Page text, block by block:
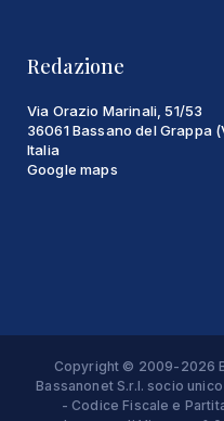
Redazione
Via Orazio Marinali, 51/53
36061 Bassano del Grappa
Italia
Google maps
Copyright © 2009-2026
Bassanonet S.r.l. socio
- Codice Fiscale e